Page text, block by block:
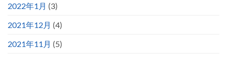
2022年1月 (3)
2021年12月 (4)
2021年11月 (5)